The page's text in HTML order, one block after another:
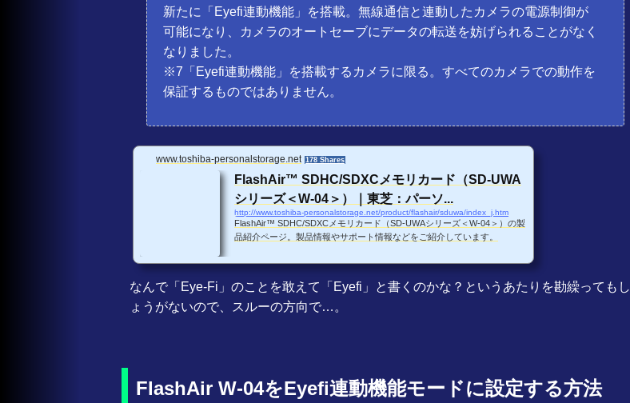
新たに「Eyefi連動機能」を搭載。無線通信と連動したカメラの電源制御が
可能になり、カメラのオートセーブにデータの転送を妨げられることがなく
なりました。
※7「Eyefi連動機能」を搭載するカメラに限る。すべてのカメラでの動作を
保証するものではありません。
www.toshiba-personalstorage.net 178 Shares
FlashAir™ SDHC/SDXCメモリカード（SD-UWA
シリーズ＜W-04＞）｜東芝：パーソ...
http://www.toshiba-personalstorage.net/product/flashair/sduwa/index_j.htm
FlashAir™ SDHC/SDXCメモリカード（SD-UWAシリーズ＜W-04＞）の製
品紹介ページ。製品情報やサポート情報などをご紹介しています。
なんで「Eye-Fi」のことを敢えて「Eyefi」と書くのかな？というあたりを勘繰ってもし
ょうがないので、スルーの方向で…。
FlashAir W-04をEyefi連動機能モードに設定する方法